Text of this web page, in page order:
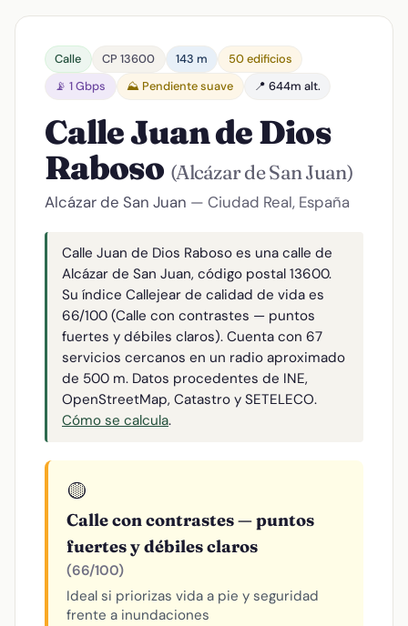
Calle CP 13600 143 m
50 edificios
📡 1 Gbps
⛰️ Pendiente suave 📍 644m alt.
Calle Juan de Dios
Raboso (Alcázar de San Juan)
Alcázar de San Juan — Ciudad Real, España
Calle Juan de Dios Raboso es una calle de
Alcázar de San Juan, código postal 13600.
Su índice Callejear de calidad de vida es
66/100 (Calle con contrastes — puntos
fuertes y débiles claros). Cuenta con 67
servicios cercanos en un radio aproximado
de 500 m. Datos procedentes de INE,
OpenStreetMap, Catastro y SETELECO.
Cómo se calcula.
🟡
Calle con contrastes — puntos
fuertes y débiles claros
(66/100)
Ideal si priorizas vida a pie y seguridad
frente a inundaciones